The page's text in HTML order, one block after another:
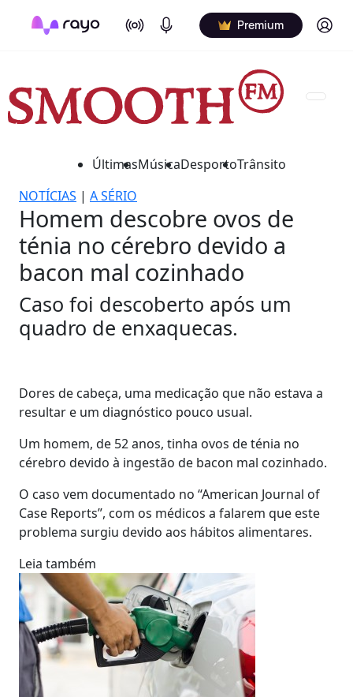
On Air Podcasts Premium Log in
ÚltimasMúsicaDesportoTrânsito
NOTÍCIAS | A SÉRIO
Homem descobre ovos de
ténia no cérebro devido a
bacon mal cozinhado
Caso foi descoberto após um
quadro de enxaquecas.
Dores de cabeça, uma medicação que não estava a
resultar e um diagnóstico pouco usual.
Um homem, de 52 anos, tinha ovos de ténia no
cérebro devido à ingestão de bacon mal cozinhado.
O caso vem documentado no “American Journal of
Case Reports”, com os médicos a falarem que este
problema surgiu devido aos hábitos alimentares.
Leia também